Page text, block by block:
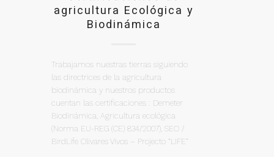
agricultura Ecológica y
Biodinámica
Trabajamos nuestras tierras siguiendo
las directrices de la agricultura
biodinámica y nuestros productos
cuentan las certificaciones : Demeter
Biodinámica, Agricultura ecológica
(Norma EU-REG (CE) 834/2007), SEO /
BirdLife Olivares Vivos – Projecto “LIFE”